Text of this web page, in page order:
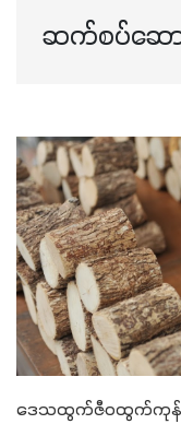
ဆက်စပ်ဆောင်
ဒေသထွက်ဇီဝထွက်ကုန်မ